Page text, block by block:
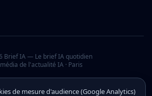
de mesure d'audience (Google Analytics)
Brief IA — Le brief IA quotidien
de l'actualité IA · Paris